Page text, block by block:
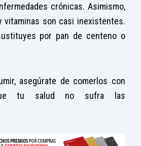
crónicas. Asimismo,
vitaminas son casi inexistentes.
por pan de centeno o
asegúrate de comerlos con
tu salud no sufra las